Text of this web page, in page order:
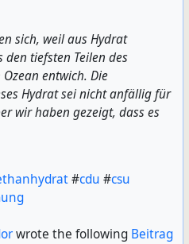
sich, weil aus Hydrat
tiefsten Teilen des
entwich. Die
Hydrat sei nicht anfällig für
wir haben gezeigt, dass es
#cdu #csu
wrote the following Beitrag